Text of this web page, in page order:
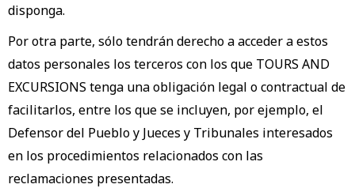
disponga.
Por otra parte, sólo tendrán derecho a acceder a estos
datos personales los terceros con los que TOURS AND
EXCURSIONS tenga una obligación legal o contractual de
facilitarlos, entre los que se incluyen, por ejemplo, el
Defensor del Pueblo y Jueces y Tribunales interesados
en los procedimientos relacionados con las
reclamaciones presentadas.